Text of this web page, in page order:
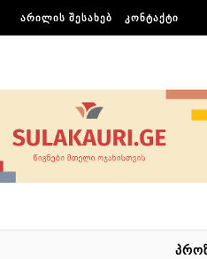
ᲐᲠᲘᲚᲘᲡ ᲨᲔᲡᲐᲮᲔᲑ ᲙᲝᲜᲢᲐᲥᲢᲘ